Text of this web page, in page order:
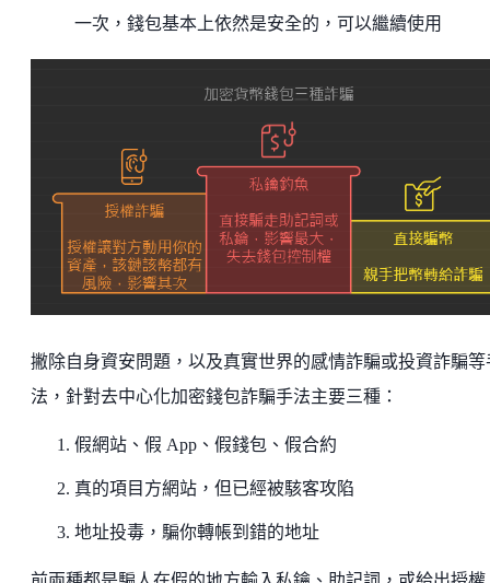
一次，錢包基本上依然是安全的，可以繼續使用
撇除自身資安問題，以及真實世界的感情詐騙或投資詐騙等
法，針對去中心化加密錢包詐騙手法主要三種：
假網站、假 App、假錢包、假合約
真的項目方網站，但已經被駭客攻陷
地址投毒，騙你轉帳到錯的地址